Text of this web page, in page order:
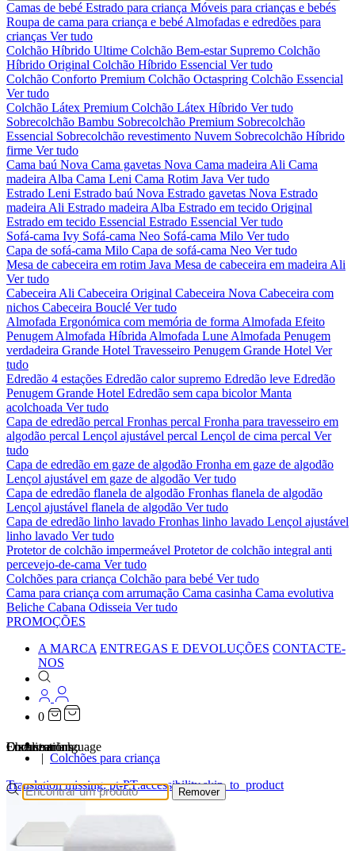
Camas de bebé Estrado para criança Móveis para crianças e bebés
Roupa de cama para criança e bebé Almofadas e edredões para
crianças Ver tudo
Colchão Híbrido Ultime Colchão Bem-estar Supremo Colchão
Híbrido Original Colchão Híbrido Essencial Ver tudo
Colchão Conforto Premium Colchão Octaspring Colchão Essencial
Ver tudo
Colchão Látex Premium Colchão Látex Híbrido Ver tudo
Sobrecolchão Bambu Sobrecolchão Premium Sobrecolchão
Essencial Sobrecolchão revestimento Nuvem Sobrecolchão Híbrido
firme Ver tudo
Cama baú Nova Cama gavetas Nova Cama madeira Ali Cama
madeira Alba Cama Leni Cama Rotim Java Ver tudo
Estrado Leni Estrado baú Nova Estrado gavetas Nova Estrado
madeira Ali Estrado madeira Alba Estrado em tecido Original
Estrado em tecido Essencial Estrado Essencial Ver tudo
Sofá-cama Ivy Sofá-cama Neo Sofá-cama Milo Ver tudo
Capa de sofá-cama Milo Capa de sofá-cama Neo Ver tudo
Mesa de cabeceira em rotim Java Mesa de cabeceira em madeira Ali
Ver tudo
Cabeceira Ali Cabeceira Original Cabeceira Nova Cabeceira com
nichos Cabeceira Bouclé Ver tudo
Almofada Ergonómica com memória de forma Almofada Efeito
Penugem Almofada Híbrida Almofada Lune Almofada Penugem
verdadeira Grande Hotel Travesseiro Penugem Grande Hotel Ver
tudo
Edredão 4 estações Edredão calor supremo Edredão leve Edredão
Penugem Grande Hotel Edredão sem capa bicolorManta
acolchoada Ver tudo
Capa de edredão percal Fronhas percal Fronha para travesseiro em
algodão percal Lençol ajustável percal Lençol de cima percal Ver
tudo
Capa de edredão em gaze de algodão Fronha em gaze de algodão
Lençol ajustável em gaze de algodão Ver tudo
Capa de edredão flanela de algodão Fronhas flanela de algodão
Lençol ajustável flanela de algodão Ver tudo
Capa de edredão linho lavado Fronhas linho lavado Lençol ajustável
linho lavado Ver tudo
Protetor de colchão impermeável Protetor de colchão integral anti
percevejo-de-cama Ver tudo
Colchões para criança Colchão para bebé Ver tudo
Cama para criança com arrumação Cama casinha Cama evolutiva
Beliche Cabana Odisseia Ver tudo
PROMOÇÕES
A MARCA ENTREGAS E DEVOLUÇÕES CONTACTE-
NOS
0
Localizations
Choose a language
Encontrar
Remover
O seu carrinho
…
Colchões para criança
Translation missing: pt-PT.accessibility.skip_to_product